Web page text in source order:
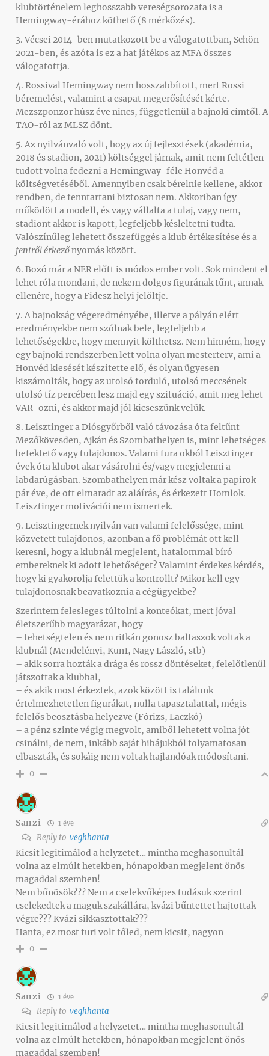
klubtörténelem leghosszabb vereségsorozata is a
Hemingway-érához köthető (8 mérkőzés).
3. Vécsei 2014-ben mutatkozott be a válogatottban, Schön
2021-ben, és azóta is ez a hat játékos az MFA összes
válogatottja.
4. Rossival Hemingway nem hosszabbított, mert Rossi
béremelést, valamint a csapat megerősítését kérte.
Mezszponzor húsz éve nincs, függetlenül a bajnoki címtől. A
TAO-ról az MLSZ dönt.
5. Az nyilvánvaló volt, hogy az új fejlesztések (akadémia,
2018 és stadion, 2021) költséggel járnak, amit nem feltétlen
tudott volna fedezni a Hemingway-féle Honvéd a
költségvetéséből. Amennyiben csak bérelnie kellene, akkor
rendben, de fenntartani biztosan nem. Akkoriban így
működött a modell, és vagy vállalta a tulaj, vagy nem,
stadiont akkor is kapott, legfeljebb késleltetni tudta.
Valószínűleg lehetett összefüggés a klub értékesítése és a
fentről érkezőnyomás között.
6. Bozó már a NER előtt is módos ember volt. Sok mindent el
lehet róla mondani, de nekem dolgos figurának tűnt, annak
ellenére, hogy a Fidesz helyi jelöltje.
7. A bajnokság végeredményébe, illetve a pályán elért
eredményekbe nem szólnak bele, legfeljebb a
lehetőségekbe, hogy mennyit költhetsz. Nem hinném, hogy
egy bajnoki rendszerben lett volna olyan mesterterv, ami a
Honvéd kiesését készítette elő, és olyan ügyesen
kiszámolták, hogy az utolsó forduló, utolsó meccsének
utolsó tíz percében lesz majd egy szituáció, amit meg lehet
VAR-ozni, és akkor majd jól kicseszünk velük.
8. Leisztinger a Diósgyőrből való távozása óta feltűnt
Mezőkövesden, Ajkán és Szombathelyen is, mint lehetséges
befektető vagy tulajdonos. Valami fura okból Leisztinger
évek óta klubot akar vásárolni és/vagy megjelenni a
labdarúgásban. Szombathelyen már kész voltak a papírok
pár éve, de ott elmaradt az aláírás, és érkezett Homlok.
Leisztinger motivációi nem ismertek.
9. Leisztingernek nyilván van valami felelőssége, mint
közvetett tulajdonos, azonban a fő problémát ott kell
keresni, hogy a klubnál megjelent, hatalommal bíró
embereknek ki adott lehetőséget? Valamint érdekes kérdés,
hogy ki gyakorolja felettük a kontrollt? Mikor kell egy
tulajdonosnak beavatkoznia a cégügyekbe?
Szerintem felesleges túltolni a konteókat, mert jóval
életszerűbb magyarázat, hogy
– tehetségtelen és nem ritkán gonosz balfaszok voltak a
klubnál (Mendelényi, Kun1, Nagy László, stb)
– akik sorra hozták a drága és rossz döntéseket, felelőtlenül
játszottak a klubbal,
– és akik most érkeztek, azok között is találunk
értelmezhetetlen figurákat, nulla tapasztalattal, mégis
felelős beosztásba helyezve (Fórizs, Laczkó)
– a pénz szinte végig megvolt, amiből lehetett volna jót
csinálni, de nem, inkább saját hibájukból folyamatosan
elbaszták, és sokáig nem voltak hajlandóak módosítani.
0
Sanzi 1 éve
Reply to veghhanta
Kicsit legitimálod a helyzetet… mintha meghasonultál
volna az elmúlt hetekben, hónapokban megjelent önös
magaddal szemben!
Nem bűnösök??? Nem a cselekvőképes tudásuk szerint
cselekedtek a maguk szakállára, kvázi bűntettet hajtottak
végre??? Kvázi sikkasztottak???
Hanta, ez most furi volt tőled, nem kicsit, nagyon
0
Sanzi 1 éve
Reply to veghhanta
Kicsit legitimálod a helyzetet… mintha meghasonultál
volna az elmúlt hetekben, hónapokban megjelent önös
magaddal szemben!